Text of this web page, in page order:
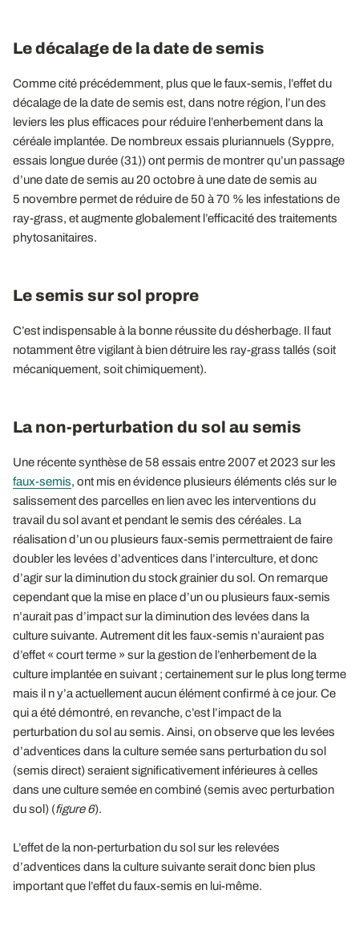
Le décalage de la date de semis
Comme cité précédemment, plus que le faux-semis, l’effet du
décalage de la date de semis est, dans notre région, l’un des
leviers les plus efficaces pour réduire l’enherbement dans la
céréale implantée. De nombreux essais pluriannuels (Syppre,
essais longue durée (31)) ont permis de montrer qu’un passage
d’une date de semis au 20 octobre à une date de semis au
5 novembre permet de réduire de 50 à 70 % les infestations de
ray-grass, et augmente globalement l’efficacité des traitements
phytosanitaires.
Le semis sur sol propre
C’est indispensable à la bonne réussite du désherbage. Il faut
notamment être vigilant à bien détruire les ray-grass tallés (soit
mécaniquement, soit chimiquement).
La non-perturbation du sol au semis
Une récente synthèse de 58 essais entre 2007 et 2023 sur les
faux-semis, ont mis en évidence plusieurs éléments clés sur le
salissement des parcelles en lien avec les interventions du
travail du sol avant et pendant le semis des céréales. La
réalisation d’un ou plusieurs faux-semis permettraient de faire
doubler les levées d’adventices dans l’interculture, et donc
d’agir sur la diminution du stock grainier du sol. On remarque
cependant que la mise en place d’un ou plusieurs faux-semis
n’aurait pas d’impact sur la diminution des levées dans la
culture suivante. Autrement dit les faux-semis n’auraient pas
d’effet « court terme » sur la gestion de l’enherbement de la
culture implantée en suivant ; certainement sur le plus long terme
mais il n y’a actuellement aucun élément confirmé à ce jour. Ce
qui a été démontré, en revanche, c’est l’impact de la
perturbation du sol au semis. Ainsi, on observe que les levées
d’adventices dans la culture semée sans perturbation du sol
(semis direct) seraient significativement inférieures à celles
dans une culture semée en combiné (semis avec perturbation
du sol) (figure 6).
L’effet de la non-perturbation du sol sur les relevées
d’adventices dans la culture suivante serait donc bien plus
important que l’effet du faux-semis en lui-même.